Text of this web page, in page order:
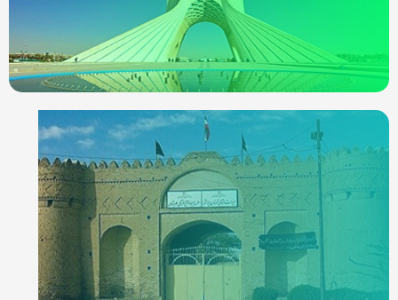
ردیاب خودرو در